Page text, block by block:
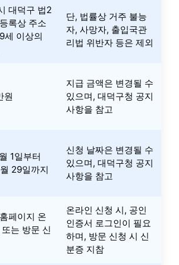
대덕구 법2
록상 주소
세 이상의
단, 법률상 거주 불능
자, 사망자, 출입국관
리법 위반자 등은 제외
원
지급 금액은 변경될 수
있으며, 대덕구청 공지
사항을 참고
1일부터
29일까지
신청 날짜은 변경될 수
있으며, 대덕구청 공지
사항을 참고
페이지 온
는 방문 신
온라인 신청 시, 공인
인증서 로그인이 필요
하며, 방문 신청 시 신
분증 지참